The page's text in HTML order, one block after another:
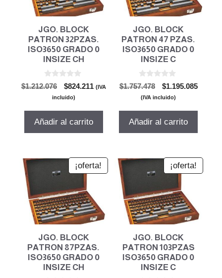
JGO. BLOCK
PATRON 32PZAS.
ISO3650 GRADO 0
INSIZE CH
0
d
$1.212.076
El
precio
era:
$824.211El(IVA
incluido)
Añadir al carrito
JGO. BLOCK
PATRON 47 PZAS.
ISO3650 GRADO 0
INSIZE C
0
d
e
$1.757.478
El
precio
$1.195.085El
(IVA incluido)
Añadir al carrito
¡oferta!
JGO. BLOCK
PATRON 87PZAS.
ISO3650 GRADO 0
INSIZE CH
¡oferta!
JGO. BLOCK
PATRON 103PZAS
ISO3650 GRADO 0
INSIZE C